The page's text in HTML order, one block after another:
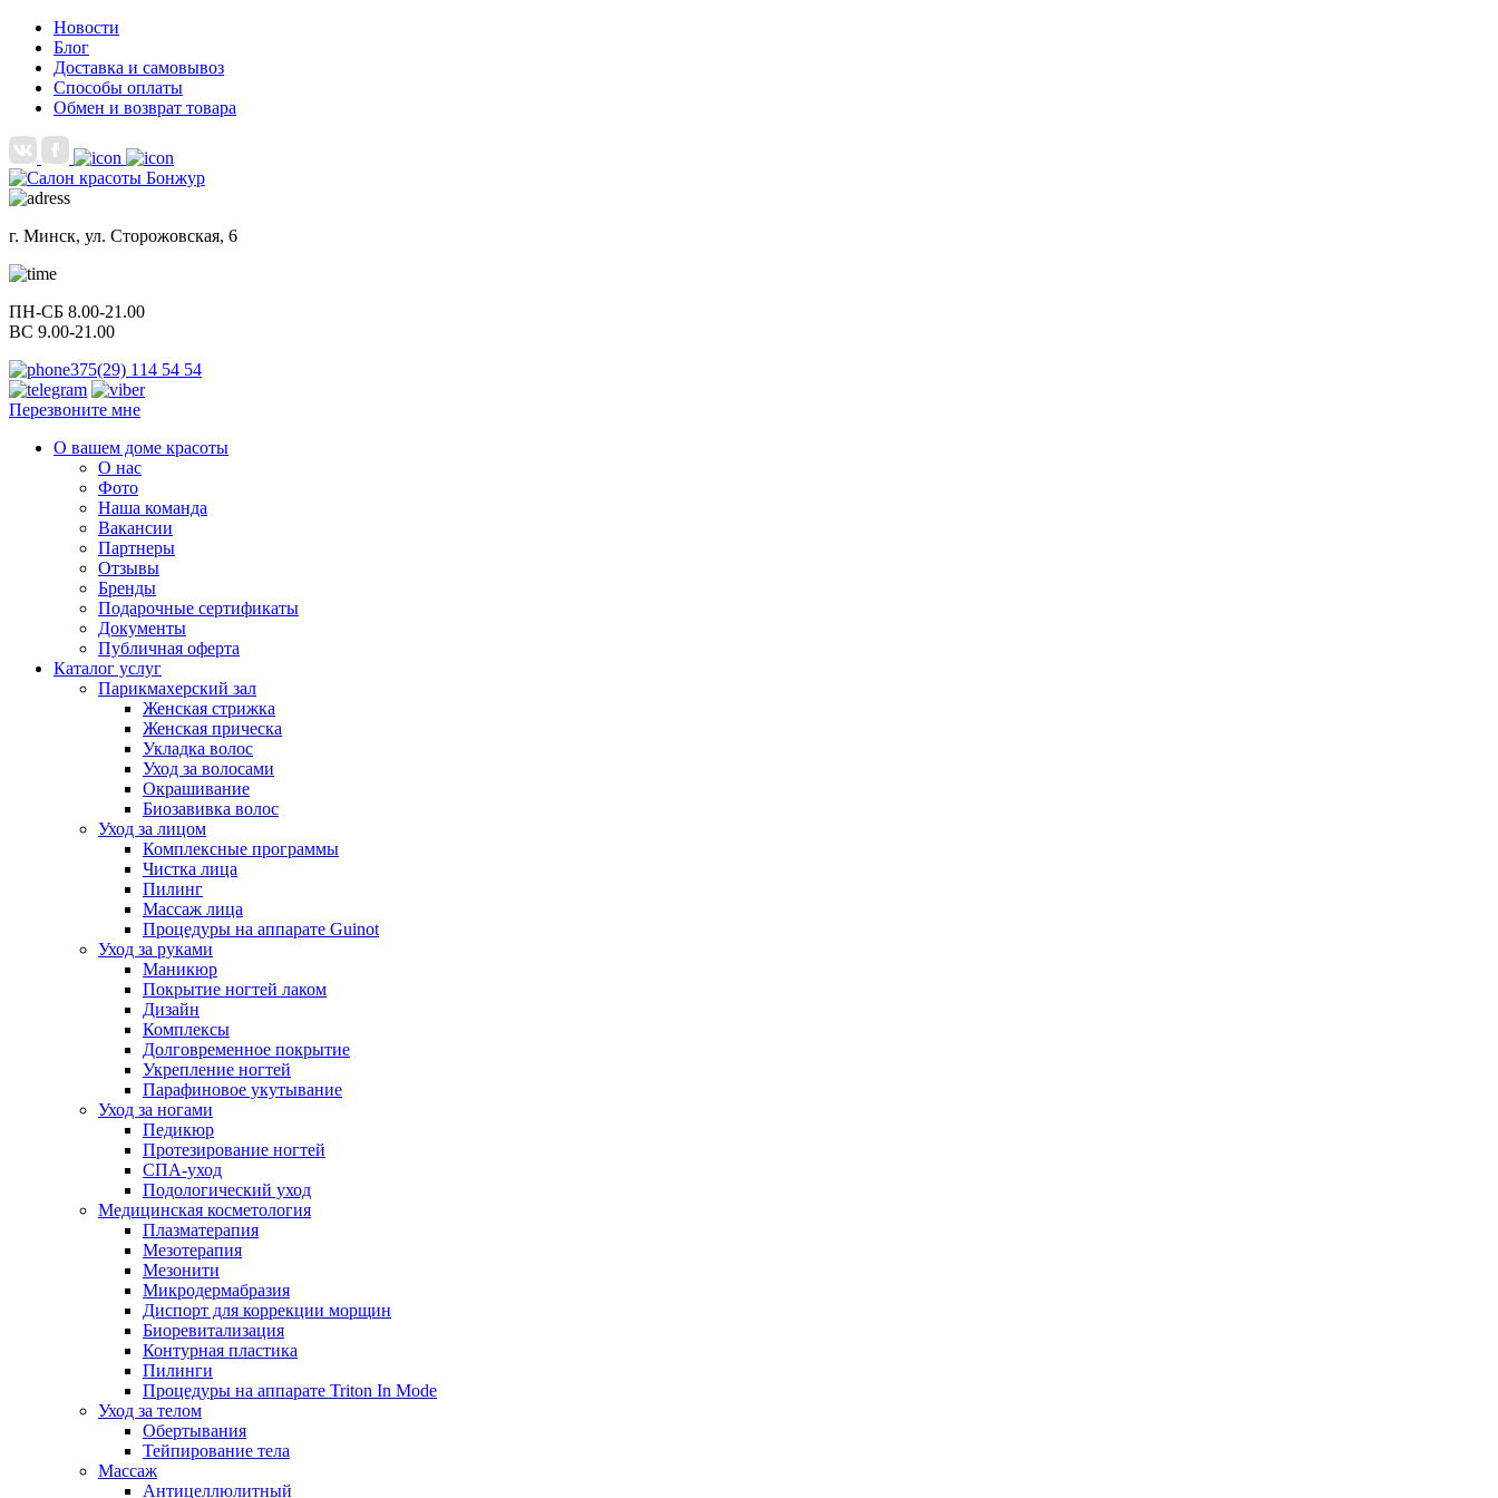
Новости
Блог
Доставка и самовывоз
Способы оплаты
Обмен и возврат товара
г. Минск, ул. Сторожовская, 6
ПН-СБ 8.00-21.00
ВС 9.00-21.00
375(29) 114 54 54
Перезвоните мне
О вашем доме красоты
О нас
Фото
Наша команда
Вакансии
Партнеры
Отзывы
Бренды
Подарочные сертификаты
Документы
Публичная оферта
Каталог услуг
Парикмахерский зал
Женская стрижка
Женская прическа
Укладка волос
Уход за волосами
Окрашивание
Биозавивка волос
Уход за лицом
Комплексные программы
Чистка лица
Пилинг
Массаж лица
Процедуры на аппарате Guinot
Уход за руками
Маникюр
Покрытие ногтей лаком
Дизайн
Комплексы
Долговременное покрытие
Укрепление ногтей
Парафиновое укутывание
Уход за ногами
Педикюр
Протезирование ногтей
СПА-уход
Подологический уход
Медицинская косметология
Плазматерапия
Мезотерапия
Мезонити
Микродермабразия
Диспорт для коррекции морщин
Биоревитализация
Контурная пластика
Пилинги
Процедуры на аппарате Triton In Mode
Уход за телом
Обертывания
Тейпирование тела
Массаж
Антицеллюлитный